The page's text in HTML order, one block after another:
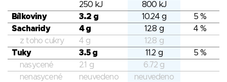
250 kJ
800 kJ
Bílkoviny
3.2 g 10.24 g
5 %
Sacharidy
4 g 12.8 g
4 %
z toho cukry
4 g
12.8 g
Tuky
3.5 g 11.2 g
5 %
nasycené
2.1 g
6.72 g
nenasycené
neuvedeno
neuvedeno